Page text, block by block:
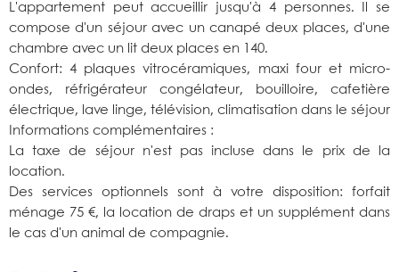
L'appartement peut accueillir jusqu'à 4 personnes. Il se
compose d'un séjour avec un canapé deux places, d'une
chambre avec un lit deux places en 140.
Confort: 4 plaques vitrocéramiques, maxi four et micro-
ondes, réfrigérateur congélateur, bouilloire, cafetière
électrique, lave linge, télévision, climatisation dans le séjour
Informations complémentaires :
La taxe de séjour n'est pas incluse dans le prix de la
location.
Des services optionnels sont à votre disposition: forfait
ménage 75 €, la location de draps et un supplément dans
le cas d'un animal de compagnie.